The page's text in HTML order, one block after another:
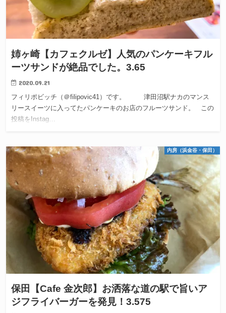
姉ヶ崎【カフェクルゼ】人気のパンケーキフル
ーツサンドが絶品でした。3.65
2020.09.21
フィリポビッチ（＠filipovic41）です。 津田沼駅ナカのマンス
リースイーツに入ってたパンケーキのお店のフルーツサンド。 この
投稿をInstag…
内房（浜金谷・保田）
保田【Cafe 金次郎】お洒落な道の駅で旨いア
ジフライバーガーを発見！3.575